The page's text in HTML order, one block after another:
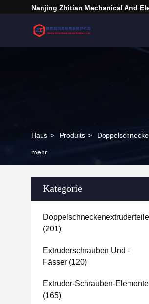
Nanjing Zhitian Mechanical And
Haus > Produits >
mehr
Kategorie
Doppelschneckenextruderteile
(201)
Extruderschrauben Und -
Fässer (120)
Extruder-Schrauben-Elemente
(165)